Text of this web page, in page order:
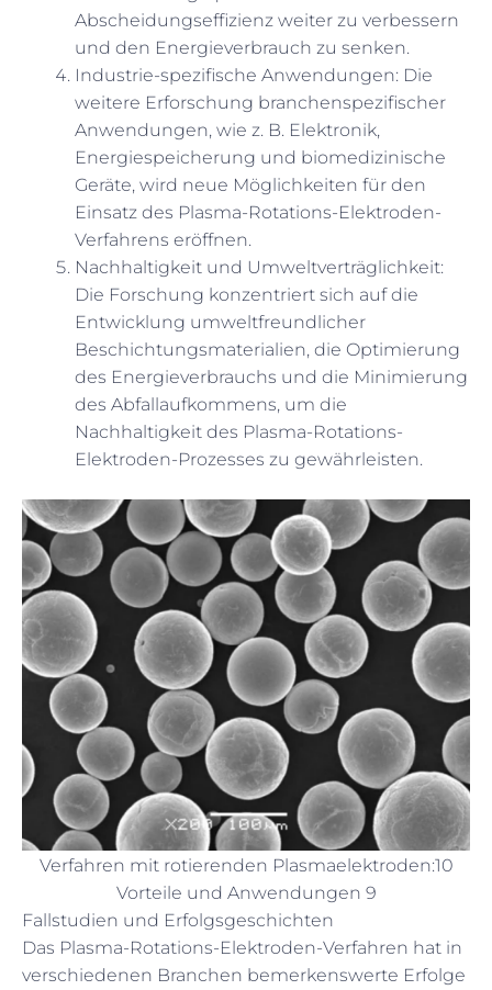
Abscheidungseffizienz weiter zu verbessern
und den Energieverbrauch zu senken.
Industrie-spezifische Anwendungen: Die
weitere Erforschung branchenspezifischer
Anwendungen, wie z. B. Elektronik,
Energiespeicherung und biomedizinische
Geräte, wird neue Möglichkeiten für den
Einsatz des Plasma-Rotations-Elektroden-
Verfahrens eröffnen.
Nachhaltigkeit und Umweltverträglichkeit:
Die Forschung konzentriert sich auf die
Entwicklung umweltfreundlicher
Beschichtungsmaterialien, die Optimierung
des Energieverbrauchs und die Minimierung
des Abfallaufkommens, um die
Nachhaltigkeit des Plasma-Rotations-
Elektroden-Prozesses zu gewährleisten.
Verfahren mit rotierenden Plasmaelektroden:10
Vorteile und Anwendungen 9
Fallstudien und Erfolgsgeschichten
Das Plasma-Rotations-Elektroden-Verfahren hat in
verschiedenen Branchen bemerkenswerte Erfolge